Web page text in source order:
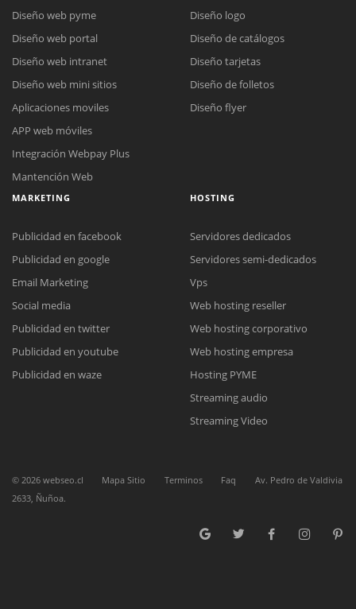
Reunión online
Nuestros ejecutivos le enviarán un correo electrónico con el enlace a
Meet para la reunión online.
Cotización
Complete el formulario y nos contactaremos a la brevedad.
Chat Online
para enviarnos un correo electrónico con sus datos personales.
Diseño web pyme
Diseño web portal
Diseño web intranet
Diseño web mini sitios
Aplicaciones moviles
APP web móviles
Integración Webpay Plus
Mantención Web
Diseño logo
Diseño de catálogos
Diseño tarjetas
Diseño de folletos
Diseño flyer
MARKETING
Publicidad en facebook
Publicidad en google
Email Marketing
Social media
Publicidad en twitter
Publicidad en youtube
Publicidad en waze
HOSTING
Servidores dedicados
Servidores semi-dedicados
Vps
Web hosting reseller
Web hosting corporativo
Web hosting empresa
Hosting PYME
Streaming audio
Streaming Video
© 2026 webseo.cl Mapa Sitio Terminos Faq
Av. Pedro de Valdivia
2633, Ñuñoa.